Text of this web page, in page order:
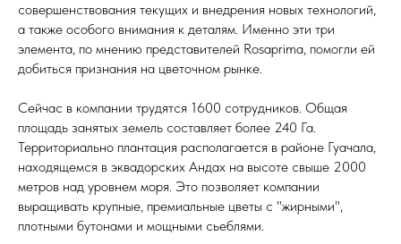
совершенствования текущих и внедрения новых технологий,
а также особого внимания к деталям. Именно эти три
элемента, по мнению представителей Rosaprima, помогли ей
добиться признания на цветочном рынке.
Сейчас в компании трудятся 1600 сотрудников. Общая
площадь занятых земель составляет более 240 Га.
Территориально плантация располагается в районе Гуачала,
находящемся в эквадорских Андах на высоте свыше 2000
метров над уровнем моря. Это позволяет компании
выращивать крупные, премиальные цветы с "жирными",
плотными бутонами и мощными сьеблями.